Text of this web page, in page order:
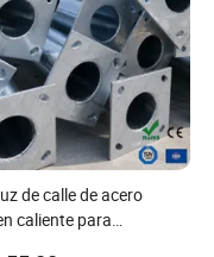
de calle de acero
caliente para